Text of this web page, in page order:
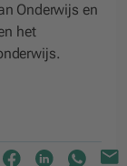
Onderwijs en
het